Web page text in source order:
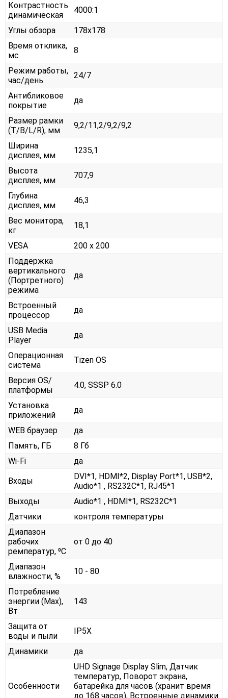
Контрастность
динамическая
4000:1
Углы обзора
178x178
Время отклика,
мс
8
Режим работы,
час/день
24/7
Антибликовое
покрытие
да
Размер рамки
(T/B/L/R), мм
9,2/11,2/9,2/9,2
Ширина
дисплея, мм
1235,1
Высота
дисплея, мм
707,9
Глубина
дисплея, мм
46,3
Вес монитора,
кг
18,1
VESA
200 x 200
Поддержка
вертикального
(Портретного)
режима
да
Встроенный
процессор
да
USB Media
Player
да
Операционная
система
Tizen OS
Версия OS/
платформы
4.0, SSSP 6.0
Установка
приложений
да
WEB браузер
да
Память, ГБ
8 Гб
Wi-Fi
да
Входы
DVI*1, HDMI*2, Display Port*1, USB*2,
Audio*1 , RS232С*1, RJ45*1
Выходы
Audio*1 , HDMI*1, RS232С*1
Датчики
контроля температуры
Диапазон
рабочих
ремператур, ⁰С
от 0 до 40
Диапазон
влажности, %
10 - 80
Потребление
энергии (Max),
Вт
143
Защита от
воды и пыли
IP5X
Динамики да
Особенности
UHD Signage Display Slim, Датчик
температур, Поворот экрана,
батарейка для часов (хранит время
до 168 часов), Встроенные динамики